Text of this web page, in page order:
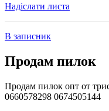
Надіслати листа
В записник
Продам пилок
Продам пилок опт от
0660578298 0674505144